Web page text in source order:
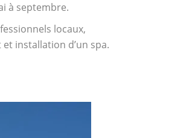
à septembre.
locaux,
installation d’un spa.